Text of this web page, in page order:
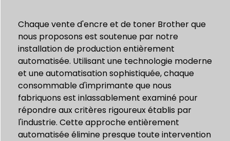
Chaque vente d'encre et de toner Brother que
nous proposons est soutenue par notre
installation de production entièrement
automatisée. Utilisant une technologie moderne
et une automatisation sophistiquée, chaque
consommable d'imprimante que nous
fabriquons est inlassablement examiné pour
répondre aux critères rigoureux établis par
l'industrie. Cette approche entièrement
automatisée élimine presque toute intervention